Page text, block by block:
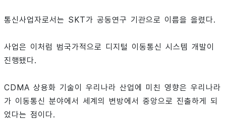
통신사업자로서는 SKT가 공동연구 기관으로 이름을 올렸다.
사업은 이처럼 범국가적으로 디지털 이동통신 시스템 개발이
진행됐다.
CDMA 상용화 기술이 우리나라 산업에 미친 영향은 우리나라
가 이동통신 분야에서 세계의 변방에서 중앙으로 진출하게 되
었다는 점이다.